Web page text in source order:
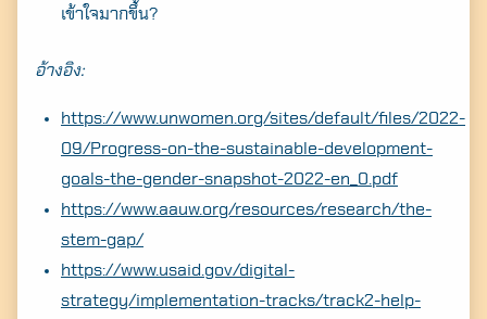
เข้าใจมากขึ้น?
อ้างอิง:
https://www.unwomen.org/sites/default/files/2022-
09/Progress-on-the-sustainable-development-
goals-the-gender-snapshot-2022-en_0.pdf
https://www.aauw.org/resources/research/the-
stem-gap/
https://www.usaid.gov/digital-
strategy/implementation-tracks/track2-help-